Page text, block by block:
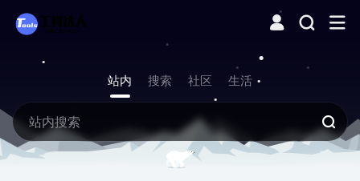
站内 搜索 社区 生活